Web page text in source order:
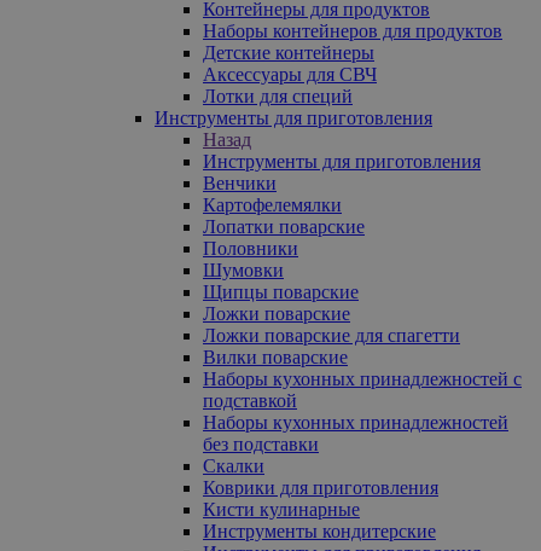
Контейнеры для продуктов
Наборы контейнеров для продуктов
Детские контейнеры
Аксессуары для СВЧ
Лотки для специй
Инструменты для приготовления
Назад
Инструменты для приготовления
Венчики
Картофелемялки
Лопатки поварские
Половники
Шумовки
Щипцы поварские
Ложки поварские
Ложки поварские для спагетти
Вилки поварские
Наборы кухонных принадлежностей с
подставкой
Наборы кухонных принадлежностей
без подставки
Скалки
Коврики для приготовления
Кисти кулинарные
Инструменты кондитерские